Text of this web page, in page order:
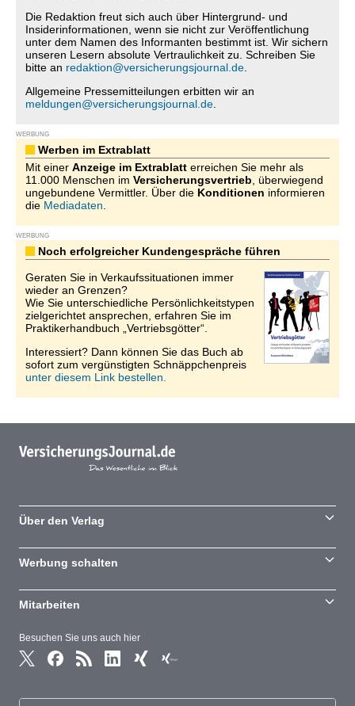
Die Redaktion freut sich auch über Hintergrund- und
Insiderinformationen, wenn sie nicht zur Veröffentlichung
unter dem Namen des Informanten bestimmt ist. Wir sichern
unseren Lesern absolute Vertraulichkeit zu. Schreiben Sie
bitte an redaktion@versicherungsjournal.de
Allgemeine Pressemitteilungen erbitten wir an
meldungen@versicherungsjournal.de
WERBUNG
Werben im Extrablatt
Mit einer Anzeige im Extrablatt erreichen Sie mehr als
11.000 Menschen im Versicherungsvertrieb , überwiegend
ungebundene Vermittler. Über die Konditionen informieren
die Mediadaten
WERBUNG
Noch erfolgreicher Kundengespräche führen
Geraten Sie in Verkaufssituationen immer
wieder an Grenzen?
Wie Sie unterschiedliche Persönlichkeitstypen
zielgerichtet ansprechen, erfahren Sie im
Praktikerhandbuch „Vertriebsgötter“.
Interessiert? Dann können Sie das Buch ab
sofort zum vergünstigten Schnäppchenpreis
unter diesem Link bestellen.
Besuchen Sie uns auch hier
Über den Verlag
Werbung schalten
Mitarbeiten